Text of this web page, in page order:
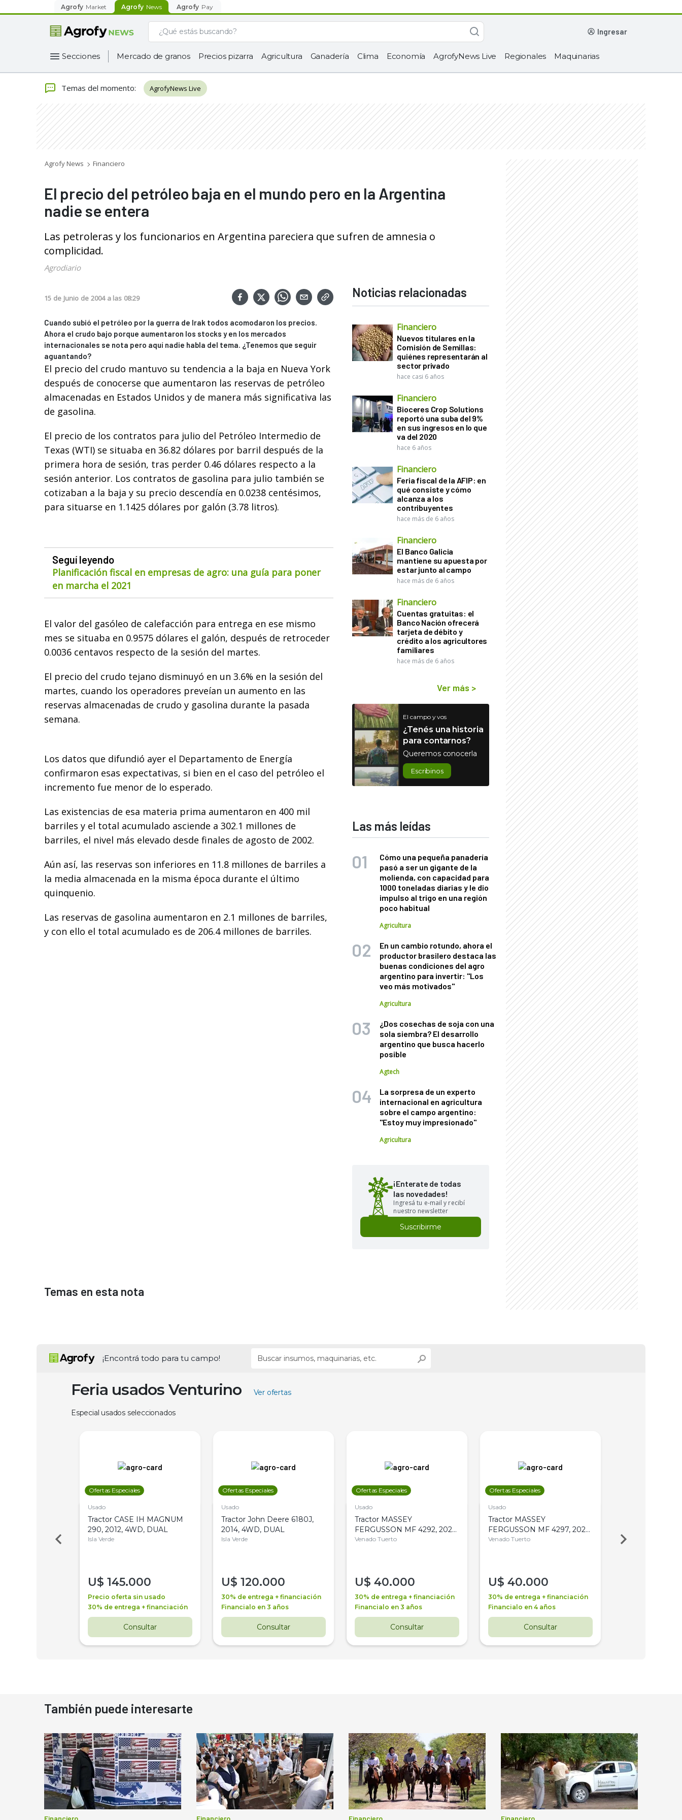
Agrofy Market Agrofy News Agrofy Pay
ingresar
Secciones Mercado de granos Precios pizarra Agricultura Ganadería Clima Economía AgrofyNews Live Regionales Maquinarias
Temas del momento: AgrofyNews Live
Agrofy News Financiero
El precio del petróleo baja en el mundo pero en la Argentina
nadie se entera
Las petroleras y los funcionarios en Argentina pareciera que sufren de amnesia o
complicidad.
Agrodiario
15 de Junio de 2004 a las 08:29
Cuando subió el petróleo por la guerra de Irak todos acomodaron los precios.
Ahora el crudo bajo porque aumentaron los stocks y en los mercados
internacionales se nota pero aquí nadie habla del tema. ¿Tenemos que seguir
aguantando?
El precio del crudo mantuvo su tendencia a la baja en Nueva York
después de conocerse que aumentaron las reservas de petróleo
almacenadas en Estados Unidos y de manera más significativa las
de gasolina.
El precio de los contratos para julio del Petróleo Intermedio de
Texas (WTI) se situaba en 36.82 dólares por barril después de la
primera hora de sesión, tras perder 0.46 dólares respecto a la
sesión anterior. Los contratos de gasolina para julio también se
cotizaban a la baja y su precio descendía en 0.0238 centésimos,
para situarse en 1.1425 dólares por galón (3.78 litros).
Seguí leyendo
Planificación fiscal en empresas de agro: una guía para poner
en marcha el 2021
El valor del gasóleo de calefacción para entrega en ese mismo
mes se situaba en 0.9575 dólares el galón, después de retroceder
0.0036 centavos respecto de la sesión del martes.
El precio del crudo tejano disminuyó en un 3.6% en la sesión del
martes, cuando los operadores preveían un aumento en las
reservas almacenadas de crudo y gasolina durante la pasada
semana.
Los datos que difundió ayer el Departamento de Energía
confirmaron esas expectativas, si bien en el caso del petróleo el
incremento fue menor de lo esperado.
Las existencias de esa materia prima aumentaron en 400 mil
barriles y el total acumulado asciende a 302.1 millones de
barriles, el nivel más elevado desde finales de agosto de 2002.
Aún así, las reservas son inferiores en 11.8 millones de barriles a
la media almacenada en la misma época durante el último
quinquenio.
Las reservas de gasolina aumentaron en 2.1 millones de barriles,
y con ello el total acumulado es de 206.4 millones de barriles.
Noticias relacionadas
Financiero
Nuevos titulares en la
Comisión de Semillas:
quiénes representarán al
sector privado
hace casi 6 años
Financiero
Bioceres Crop Solutions
reportó una suba del 9%
en sus ingresos en lo que
va del 2020
hace 6 años
Financiero
Feria fiscal de la AFIP: en
qué consiste y cómo
alcanza a los
contribuyentes
hace más de 6 años
Financiero
El Banco Galicia
mantiene su apuesta por
estar junto al campo
hace más de 6 años
Financiero
Cuentas gratuitas: el
Banco Nación ofrecerá
tarjeta de débito y
crédito a los agricultores
familiares
hace más de 6 años
Ver más >
El campo y vos
¿Tenés una historia
para contarnos?
Queremos conocerla
Escribinos
Las más leídas
Cómo una pequeña panadería
pasó a ser un gigante de la
molienda, con capacidad para
1000 toneladas diarias y le dio
impulso al trigo en una región
poco habitual
Agricultura
En un cambio rotundo, ahora el
productor brasilero destaca las
buenas condiciones del agro
argentino para invertir: "Los
veo más motivados"
Agricultura
¿Dos cosechas de soja con una
sola siembra? El desarrollo
argentino que busca hacerlo
posible
Agtech
La sorpresa de un experto
internacional en agricultura
sobre el campo argentino:
"Estoy muy impresionado"
Agricultura
¡Enterate de todas
las novedades!
Ingresá tu e-mail y recibí
nuestro newsletter
Suscribirme
Temas en esta nota
¡Encontrá todo para tu campo!
Feria usados Venturino Ver ofertas
Especial usados seleccionados
Ofertas Especiales
Usado
Tractor CASE IH MAGNUM
290, 2012, 4WD, DUAL
Isla Verde
U$ 145.000
Precio oferta sin usado
30% de entrega + financiación
Consultar
Ofertas Especiales
Usado
Tractor John Deere 6180J,
2014, 4WD, DUAL
Isla Verde
U$ 120.000
30% de entrega + financiación
Financialo en 3 años
Consultar
Ofertas Especiales
Usado
Tractor MASSEY
FERGUSSON MF 4292, 2020,
4WD, PATON
Venado Tuerto
U$ 40.000
30% de entrega + financiación
Financialo en 3 años
Consultar
Ofertas Especiales
Usado
Tractor MASSEY
FERGUSSON MF 4297, 2020,
4WD, PATON
Venado Tuerto
U$ 40.000
30% de entrega + financiación
Financialo en 4 años
Consultar
Venado Tuerto
También puede interesarte
Financiero Financiero Financiero Financiero